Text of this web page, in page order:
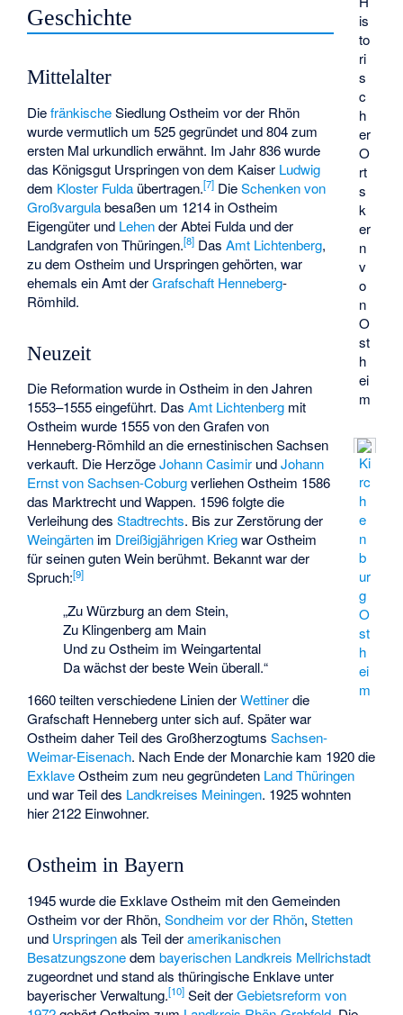
is
to
ri
s
c
h
er
O
rt
s
k
er
n
v
o
n
O
st
h
ei
m
Ki
rc
h
e
n
b
ur
g
O
st
h
ei
m
Geschichte
Mittelalter
DiefränkischeSiedlung Ostheim vor der Rhön
wurde vermutlich um 525 gegründet und 804 zum
ersten Mal urkundlich erwähnt. Im Jahr 836 wurde
das Königsgut Urspringen von dem Kaiser Ludwig
dem Kloster Fulda übertragen.[7] DieSchenken von
Großvargulabesaßen um 1214 in Ostheim
Eigengüter und Lehender Abtei Fulda und der
Landgrafen von Thüringen.[8] DasAmt Lichtenberg,
zu dem Ostheim und Urspringen gehörten, war
ehemals ein Amt derGrafschaft Henneberg-
Römhild.
Neuzeit
Die Reformation wurde in Ostheim in den Jahren
1553–1555 eingeführt. DasAmt Lichtenberg mit
Ostheim wurde 1555 von den Grafen von
Henneberg-Römhild an die ernestinischen Sachsen
verkauft. Die HerzögeJohann Casimir undJohann
Ernst von Sachsen-Coburgverliehen Ostheim 1586
das Marktrecht und Wappen. 1596 folgte die
Verleihung desStadtrechts. Bis zur Zerstörung der
Weingärten im Dreißigjährigen Kriegwar Ostheim
für seinen guten Wein berühmt. Bekannt war der
Spruch:[9]
„Zu Würzburg an dem Stein,
Zu Klingenberg am Main
Und zu Ostheim im Weingartental
Da wächst der beste Wein überall.“
1660 teilten verschiedene Linien derWettinerdie
Grafschaft Henneberg unter sich auf. Später war
Ostheim daher Teil des GroßherzogtumsSachsen-
Weimar-Eisenach. Nach Ende der Monarchie kam 1920 die
ExklaveOstheim zum neu gegründeten Land Thüringen
und war Teil des Landkreises Meiningen. 1925 wohnten
hier 2122 Einwohner.
Ostheim in Bayern
1945 wurde die Exklave Ostheim mit den Gemeinden
Ostheim vor der Rhön,Sondheim vor der Rhön,Stetten
und Urspringenals Teil deramerikanischen
Besatzungszonedembayerischen Landkreis Mellrichstadt
zugeordnet und stand als thüringische Enklave unter
bayerischer Verwaltung.[10] Seit derGebietsreform von